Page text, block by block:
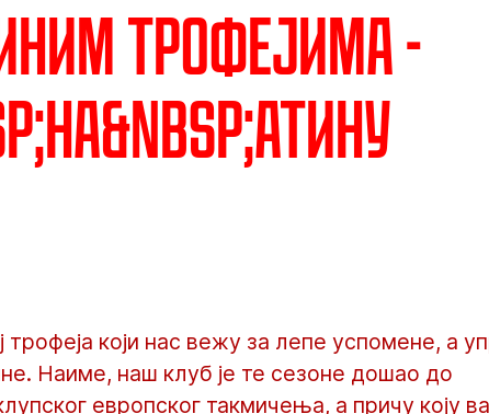
трофејима -
трофеја који нас вежу за лепе успомене, а
Наиме, наш клуб је те сезоне дошао до
европског такмичења, а причу коју